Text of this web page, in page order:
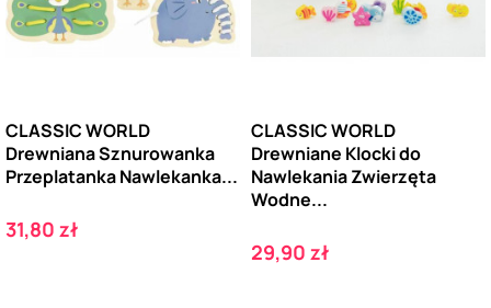
CLASSIC WORLD
Drewniana Sznurowanka
Przeplatanka Nawlekanka...
Cena
31,80 zł
CLASSIC WORLD
Drewniane Klocki do
Nawlekania Zwierzęta
Wodne...
Cena
29,90 zł